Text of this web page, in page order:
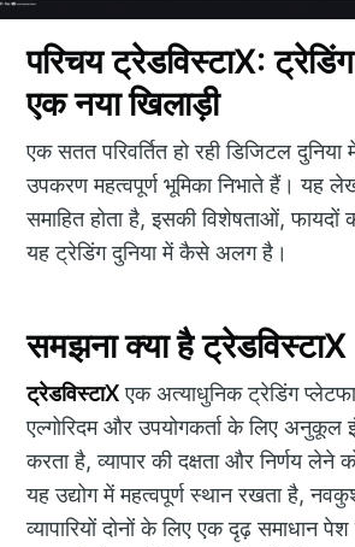
परिचय ट्रेडविस्टाX:
एक नया खिलाड़ी
एक सतत परिवर्तित हो रही डिजिटल
उपकरण महत्वपूर्ण भूमिका निभाते हैं। यह
समाहित होता है, इसकी विशेषताओं,
यह ट्रेडिंग दुनिया में कैसे अलग है।
समझना क्या है ट्रेडविस्टाX
ट्रेडविस्टाXएक अत्याधुनिक ट्रेडिंग
एल्गोरिदम और उपयोगकर्ता के लिए अनुकूल
करता है, व्यापार की दक्षता और निर्णय लेने
यह उद्योग में महत्वपूर्ण स्थान रखता है,
व्यापारियों दोनों के लिए एक दृढ़ समाधान